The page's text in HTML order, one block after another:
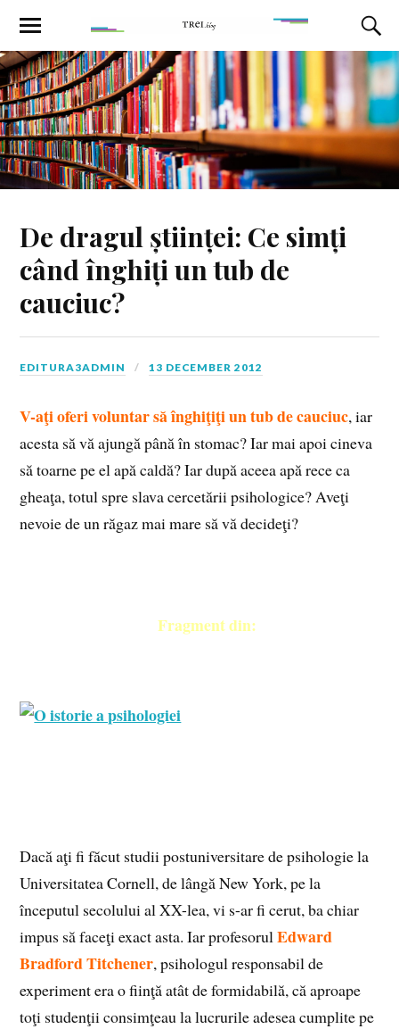
De dragul științei: Ce simți
când înghiți un tub de
cauciuc?
EDITURA3ADMIN 13 DECEMBER 2012
V-aţi oferi voluntar să înghiţiţi un tub de cauciuc, iar
acesta să vă ajungă până în stomac? Iar mai apoi cineva
să toarne pe el apă caldă? Iar după aceea apă rece ca
gheaţa, totul spre slava cercetării psihologice? Aveţi
nevoie de un răgaz mai mare să vă decideţi?
Fragment din:
Dacă aţi fi făcut studii postuniversitare de psihologie la
Universitatea Cornell, de lângă New York, pe la
începutul secolului al XX-lea, vi s-ar fi cerut, ba chiar
impus să faceţi exact asta. Iar profesorulEdward
Bradford Titchener, psihologul responsabil de
experiment era o fiinţă atât de formidabilă, că aproape
toţi studenţii consimţeau la lucrurile adesea cumplite pe